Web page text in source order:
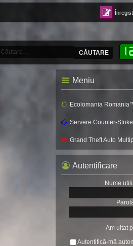
CĂUTARE
Meniu
Ecolomania
Servere Counter-Strike
Grand Theft Auto
Autentificare
Nume
Am uitat
Autentifică-mă